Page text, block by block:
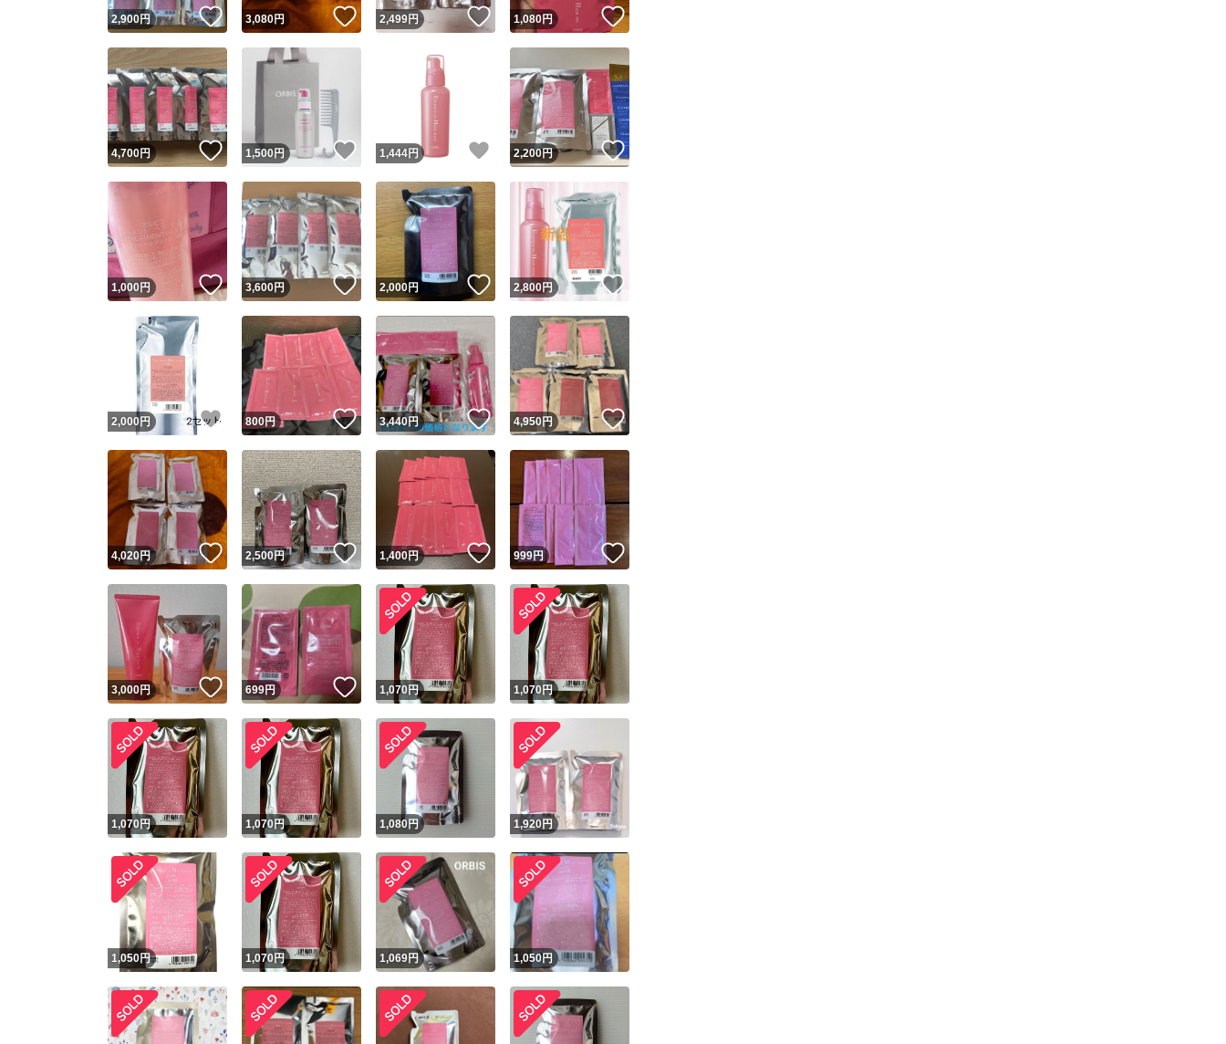
このユーザーは高頻度で24時間以内に発送しています
このユーザーは設定した発送日数内に発送しています
2,900円 いいね！
3,080円 いいね！
2,499円 いいね！
1,080円 いいね！
4,700円 いいね！
1,500円 いいね！
1,444円 いいね！
2,200円 いいね！
1,000円 いいね！
3,600円 いいね！
2,000円 いいね！
2,800円
2,000円 いいね！
800円 いいね！
3,440円 いいね！
4,950円
4,020円 いいね！
2,500円 いいね！
1,400円 いいね！
999円 いいね！
3,000円 いいね！
699円 いいね！
1,070円 1,070円
1,070円 1,070円 1,080円 1,920円
1,050円 1,070円 1,069円 1,050円